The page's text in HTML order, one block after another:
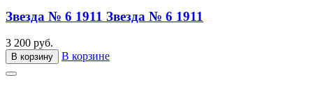
Звезда № 6 1911 Звезда № 6 1911
3 200 руб.
В корзину В корзине